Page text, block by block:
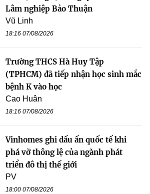
Lâm nghiệp Bảo Thuận
Vũ Linh
18:16 07/08/2026
Trường THCS Hà Huy Tập
(TPHCM) đã tiếp nhận học sinh mắc
bệnh K vào học
Cao Huân
18:16 07/08/2026
Vinhomes ghi dấu ấn quốc tế khi
phá vỡ thông lệ của ngành phát
triển đô thị thế giới
PV
18:00 07/08/2026